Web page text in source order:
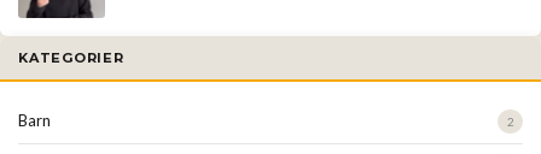
KATEGORIER
Barn 2